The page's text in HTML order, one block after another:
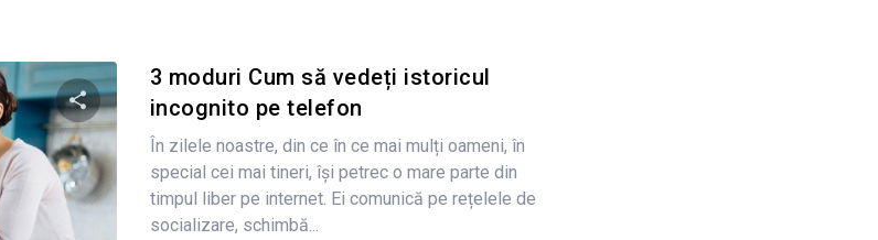
Condividi questo articolo
3 moduri Cum să vedeți istoricul
incognito pe telefon
În zilele noastre, din ce în ce mai mulți oameni, în
special cei mai tineri, își petrec o mare parte din
timpul liber pe internet. Ei comunică pe rețelele de
socializare, schimbă...